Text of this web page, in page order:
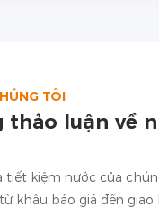
TÔI
thảo luận về
tiết kiệm nước của
khâu báo giá đến giao